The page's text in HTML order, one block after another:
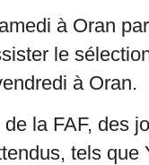
à Oran
le
à Oran.
la FAF, des
tels que